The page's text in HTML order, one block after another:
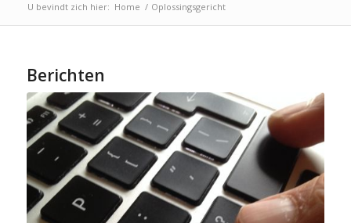
U bevindt zich hier: Home / Oplossingsgericht
Berichten